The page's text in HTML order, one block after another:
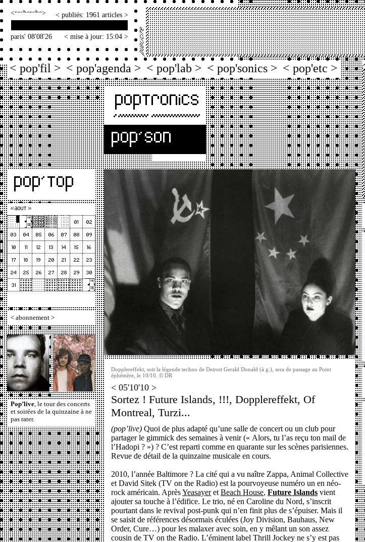
< > < publiés: 1961 articles >
paris' 08'08'26 < mise à jour: 15:04 >
< pop'fil > < pop'agenda > < pop'lab > < pop'sonics > < pop'etc >
< abonnement >
Pop’live, le tour des concerts
et soirées de la quinzaine à ne
pas rater.
Dopplereffekt, soit la légende techno de Detroit Gerald Donald (à g.), sera de passage au Point
éphémère, le 10/10. © DR
< 05'10'10 >
Sortez ! Future Islands, !!!, Dopplereffekt, Of
Montreal, Turzi...
(pop’live) Quoi de plus adapté qu’une salle de concert ou un club pour
partager le gimmick des semaines à venir (« Alors, tu l’as reçu ton mail de
l’Hadopi ? ») ? C’est reparti comme en quarante sur les scènes parisiennes.
Revue de détail de la quinzaine musicale en cours.
2010, l’année Baltimore ? La cité qui a vu naître Zappa, Animal Collective
et David Sitek (TV on the Radio) est la pourvoyeuse numéro un en néo-
rock américain. AprèsYeasayeret Beach House, Future Islands vient
ajouter sa touche à l’édifice. Le trio, né en Caroline du Nord, s’inscrit
pourtant dans le revival post-punk qui n’en finit plus de s’épuiser. Mais il
se saisit de références désormais éculées (Joy Division, Bauhaus, New
Order, Cure…) pour les malaxer avec soin, en y mêlant un son assez
cousin de TV on the Radio. L’éminent label Thrill Jockey ne s’y est pas